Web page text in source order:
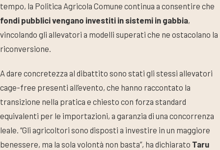
tempo, la Politica Agricola Comune continua a consentire che
fondi pubblici vengano investiti in sistemi in gabbia,
vincolando gli allevatori a modelli superati che ne ostacolano la
riconversione.
A dare concretezza al dibattito sono stati gli stessi allevatori
cage-free presenti all’evento, che hanno raccontato la
transizione nella pratica e chiesto con forza standard
equivalenti per le importazioni, a garanzia di una concorrenza
leale. “Gli agricoltori sono disposti a investire in un maggiore
benessere, ma la sola volontà non basta”, ha dichiarato Taru